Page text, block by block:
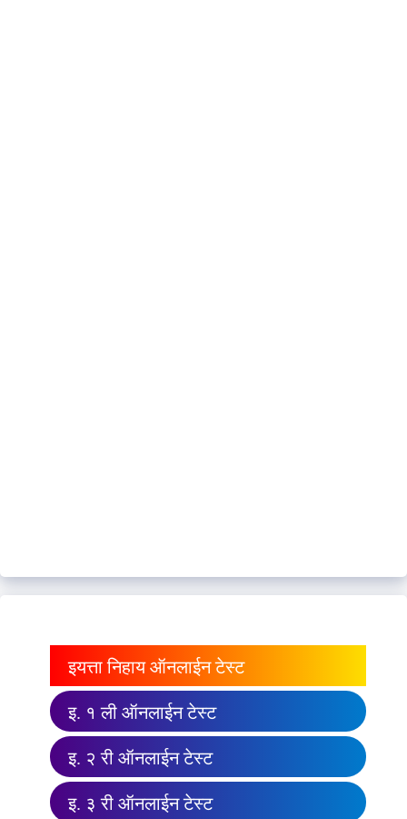
इयत्ता निहाय ऑनलाईन टेस्ट
इ. १ ली ऑनलाईन टेस्ट
इ. २ री ऑनलाईन टेस्ट
इ. ३ री ऑनलाईन टेस्ट